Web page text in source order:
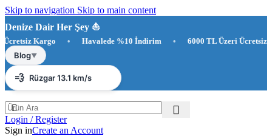
Skip to navigation Skip to main content
Denize Dair Her Şey ⛵️
Kargo Havalede %10 İndirim 6000 TL Üzeri Ücretsiz
Blog▼
☀️ Antalya 31°C
💨 Rüzgar 13.1 km/s
💧 Nem %78
Login / Register
Sign inCreate an Account